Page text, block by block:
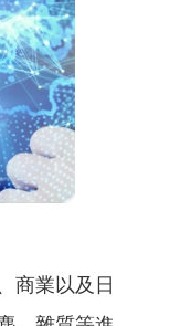
商業以及日